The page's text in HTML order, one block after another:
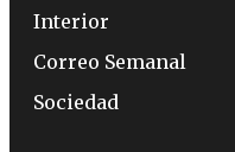
Interior
Correo Semanal
Sociedad